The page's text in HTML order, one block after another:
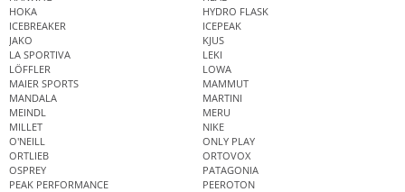
HOKA
HYDRO FLASK
ICEBREAKER
ICEPEAK
JAKO
KJUS
LA SPORTIVA
LEKI
LÖFFLER
LOWA
MAIER SPORTS
MAMMUT
MANDALA
MARTINI
MEINDL
MERU
MILLET
NIKE
O'NEILL
ONLY PLAY
ORTLIEB
ORTOVOX
OSPREY
PATAGONIA
PEAK PERFORMANCE
PEEROTON